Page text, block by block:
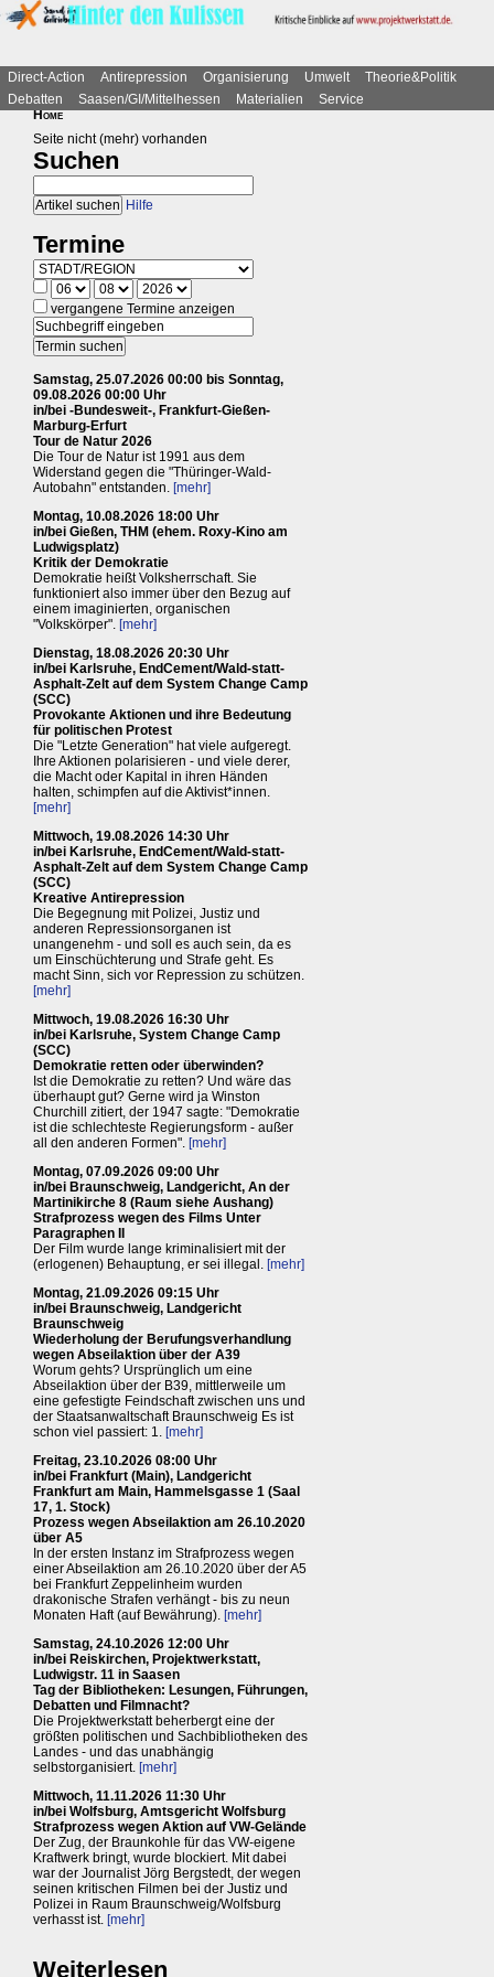
Direct-Action Antirepression Organisierung Umwelt
Theorie&Politik
Debatten
Saasen/GI/Mittelhessen Materialien
Service
Home
Seite nicht (mehr) vorhanden
Suchen
Hilfe
Termine
vergangene Termine anzeigen
Samstag, 25.07.2026 00:00 bis Sonntag,
09.08.2026 00:00 Uhr
in/bei -Bundesweit-, Frankfurt-Gießen-
Marburg-Erfurt
Tour de Natur 2026
Die Tour de Natur ist 1991 aus dem
Widerstand gegen die "Thüringer-Wald-
Autobahn" entstanden. [mehr]
Montag, 10.08.2026 18:00 Uhr
in/bei Gießen, THM (ehem. Roxy-Kino am
Ludwigsplatz)
Kritik der Demokratie
Demokratie heißt Volksherrschaft. Sie
funktioniert also immer über den Bezug auf
einem imaginierten, organischen
"Volkskörper". [mehr]
Dienstag, 18.08.2026 20:30 Uhr
in/bei Karlsruhe, EndCement/Wald-statt-
Asphalt-Zelt auf dem System Change Camp
(SCC)
Provokante Aktionen und ihre Bedeutung
für politischen Protest
Die "Letzte Generation" hat viele aufgeregt.
Ihre Aktionen polarisieren - und viele derer,
die Macht oder Kapital in ihren Händen
halten, schimpfen auf die Aktivist*innen.
[mehr]
Mittwoch, 19.08.2026 14:30 Uhr
in/bei Karlsruhe, EndCement/Wald-statt-
Asphalt-Zelt auf dem System Change Camp
(SCC)
Kreative Antirepression
Die Begegnung mit Polizei, Justiz und
anderen Repressionsorganen ist
unangenehm - und soll es auch sein, da es
um Einschüchterung und Strafe geht. Es
macht Sinn, sich vor Repression zu schützen.
[mehr]
Mittwoch, 19.08.2026 16:30 Uhr
in/bei Karlsruhe, System Change Camp
(SCC)
Demokratie retten oder überwinden?
Ist die Demokratie zu retten? Und wäre das
überhaupt gut? Gerne wird ja Winston
Churchill zitiert, der 1947 sagte: "Demokratie
ist die schlechteste Regierungsform - außer
all den anderen Formen". [mehr]
Montag, 07.09.2026 09:00 Uhr
in/bei Braunschweig, Landgericht, An der
Martinikirche 8 (Raum siehe Aushang)
Strafprozess wegen des Films Unter
Paragraphen II
Der Film wurde lange kriminalisiert mit der
(erlogenen) Behauptung, er sei illegal. [mehr]
Montag, 21.09.2026 09:15 Uhr
in/bei Braunschweig, Landgericht
Braunschweig
Wiederholung der Berufungsverhandlung
wegen Abseilaktion über der A39
Worum gehts? Ursprünglich um eine
Abseilaktion über der B39, mittlerweile um
eine gefestigte Feindschaft zwischen uns und
der Staatsanwaltschaft Braunschweig Es ist
schon viel passiert: 1. [mehr]
Freitag, 23.10.2026 08:00 Uhr
in/bei Frankfurt (Main), Landgericht
Frankfurt am Main, Hammelsgasse 1 (Saal
17, 1. Stock)
Prozess wegen Abseilaktion am 26.10.2020
über A5
In der ersten Instanz im Strafprozess wegen
einer Abseilaktion am 26.10.2020 über der A5
bei Frankfurt Zeppelinheim wurden
drakonische Strafen verhängt - bis zu neun
Monaten Haft (auf Bewährung). [mehr]
Samstag, 24.10.2026 12:00 Uhr
in/bei Reiskirchen, Projektwerkstatt,
Ludwigstr. 11 in Saasen
Tag der Bibliotheken: Lesungen, Führungen,
Debatten und Filmnacht?
Die Projektwerkstatt beherbergt eine der
größten politischen und Sachbibliotheken des
Landes - und das unabhängig
selbstorganisiert. [mehr]
Mittwoch, 11.11.2026 11:30 Uhr
in/bei Wolfsburg, Amtsgericht Wolfsburg
Strafprozess wegen Aktion auf VW-Gelände
Der Zug, der Braunkohle für das VW-eigene
Kraftwerk bringt, wurde blockiert. Mit dabei
war der Journalist Jörg Bergstedt, der wegen
seinen kritischen Filmen bei der Justiz und
Polizei in Raum Braunschweig/Wolfsburg
verhasst ist. [mehr]
Weiterlesen